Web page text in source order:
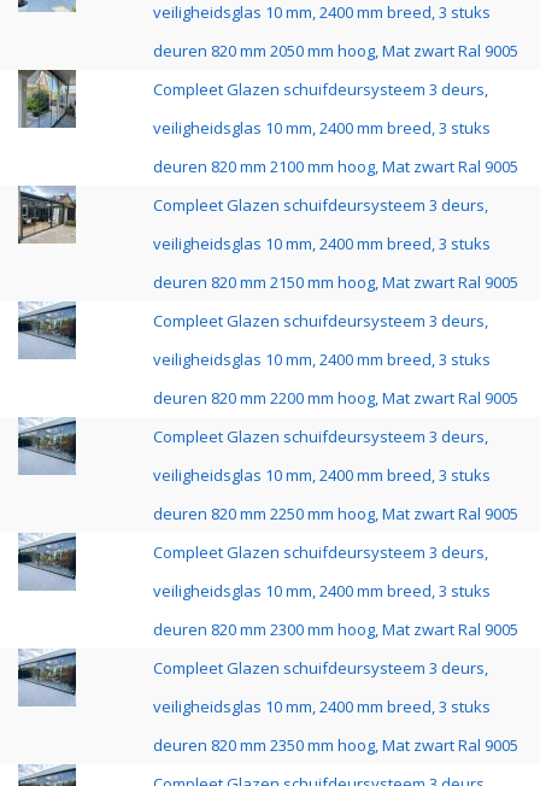
veiligheidsglas 10 mm, 2400 mm breed, 3 stuks
deuren 820 mm 2050 mm hoog, Mat zwart Ral 9005
Compleet Glazen schuifdeursysteem 3 deurs,
veiligheidsglas 10 mm, 2400 mm breed, 3 stuks
deuren 820 mm 2100 mm hoog, Mat zwart Ral 9005
Compleet Glazen schuifdeursysteem 3 deurs,
veiligheidsglas 10 mm, 2400 mm breed, 3 stuks
deuren 820 mm 2150 mm hoog, Mat zwart Ral 9005
Compleet Glazen schuifdeursysteem 3 deurs,
veiligheidsglas 10 mm, 2400 mm breed, 3 stuks
deuren 820 mm 2200 mm hoog, Mat zwart Ral 9005
Compleet Glazen schuifdeursysteem 3 deurs,
veiligheidsglas 10 mm, 2400 mm breed, 3 stuks
deuren 820 mm 2250 mm hoog, Mat zwart Ral 9005
Compleet Glazen schuifdeursysteem 3 deurs,
veiligheidsglas 10 mm, 2400 mm breed, 3 stuks
deuren 820 mm 2300 mm hoog, Mat zwart Ral 9005
Compleet Glazen schuifdeursysteem 3 deurs,
veiligheidsglas 10 mm, 2400 mm breed, 3 stuks
deuren 820 mm 2350 mm hoog, Mat zwart Ral 9005